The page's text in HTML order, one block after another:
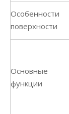
Особенности
поверхности
Основные
функции